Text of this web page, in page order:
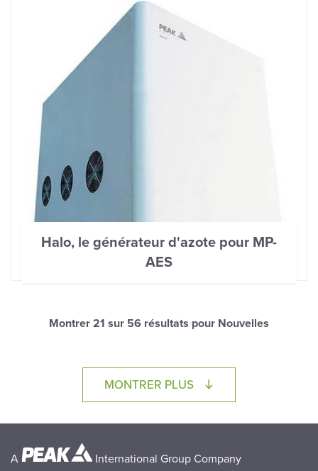
Halo, le générateur d'azote pour MP-
AES
Montrer 21 sur 56 résultats pour Nouvelles
MONTRER PLUS LOADING...
A International Group Company